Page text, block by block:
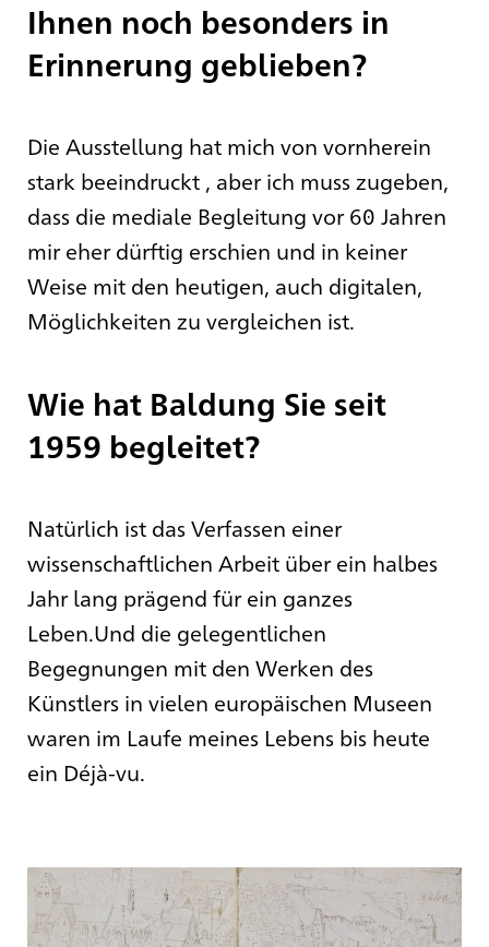
Ihnen noch besonders in
Erinnerung geblieben?
Die Ausstellung hat mich von vornherein
stark beeindruckt , aber ich muss zugeben,
dass die mediale Begleitung vor 60 Jahren
mir eher dürftig erschien und in keiner
Weise mit den heutigen, auch digitalen,
Möglichkeiten zu vergleichen ist.
Wie hat Baldung Sie seit
1959 begleitet?
Natürlich ist das Verfassen einer
wissenschaftlichen Arbeit über ein halbes
Jahr lang prägend für ein ganzes
Leben.Und die gelegentlichen
Begegnungen mit den Werken des
Künstlers in vielen europäischen Museen
waren im Laufe meines Lebens bis heute
ein Déjà-vu.